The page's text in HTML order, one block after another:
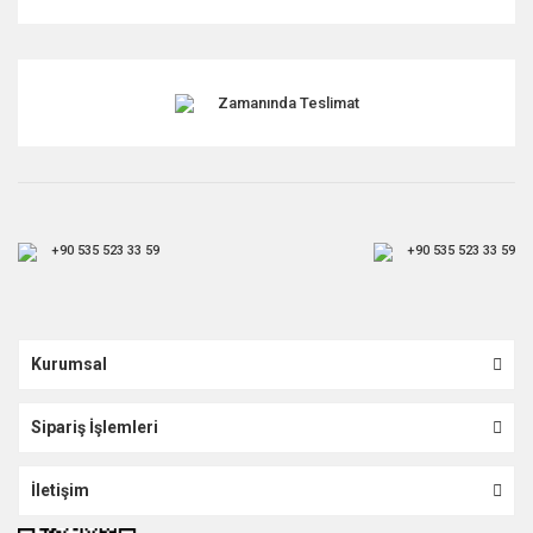
Zamanında Teslimat
+90 535 523 33 59 +90 535 523 33 59
Kurumsal
Sipariş İşlemleri
İletişim